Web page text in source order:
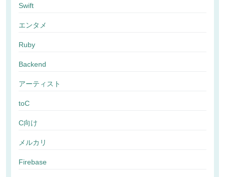
Swift
エンタメ
Ruby
Backend
アーティスト
toC
C向け
メルカリ
Firebase